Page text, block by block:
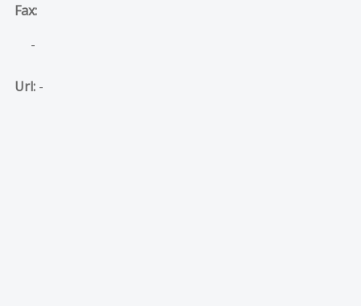
Fax:
-
Url:-